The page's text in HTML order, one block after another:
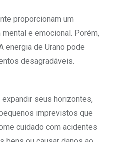
proporcionam um
e emocional. Porém,
energia de Urano pode
desagradáveis.
seus horizontes,
imprevistos que
cuidado com acidentes